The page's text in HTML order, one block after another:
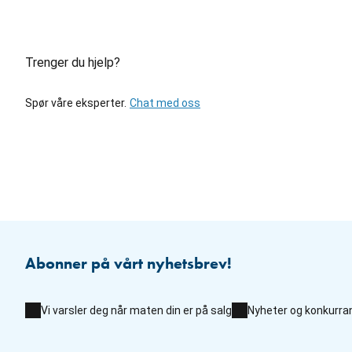
Trenger du hjelp?
Spør våre eksperter. Chat med oss
Abonner på vårt nyhetsbrev!
Vi varsler deg når maten din er på salg Nyheter og